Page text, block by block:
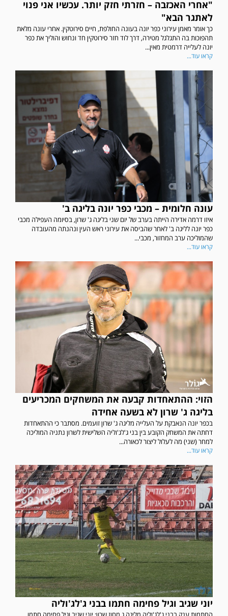
"אחרי האכזבה – חזרתי חזק יותר. עכשיו אני פנוי
לאתגר הבא"
כך אומר מאמן עירוני כפר יונה בעונה החולפת, חיים סירוטקין. אחרי עונה מלאת
תהפוכות בה התגלגל מטירה, דרך לוד חזר סירוטקין חד ונחוש והוליך את כפר
יונה לעלייה דרמטית מאין...
קראו עוד...
עונה חלומית – מכבי כפר יונה בליגה ב'
איזו דרמה אדירה הייתה בערב של יום שני בליגה ג' שרון, בסיומה העפילה מכבי
כפר יונה לליגה ב' לאחר שהביסה את עירוני ראש העין ונהנתה מהעובדה
שהמוליכה ערב המחזור, מכבי...
קראו עוד...
הזוי: ההתאחדות קבעה את המשחקים המכריעים
בליגה ג' שרון לא בשעה אחידה
בכפר יונה הנאבקת על העלייה מליגה ג' שרון זועמים. מסתבר כי ההתאחדות
דחתה את המשחק הקובע בין בני ג'לג'וליה השלישית לשרון נתניה המוליכה
למחר (שני) מה לעלול ליצור לכאורה...
קראו עוד...
יוני שגיב וגיל פחימה חתמו בבני ג'לג'וליה